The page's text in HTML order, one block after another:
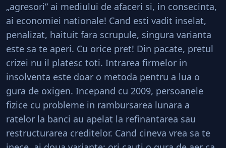
„agresori” ai mediului de afaceri si, in consecinta,
ai economiei nationale! Cand esti vadit inselat,
penalizat, haituit fara scrupule, singura varianta
este sa te aperi. Cu orice pret! Din pacate, pretul
crizei nu il platesc toti. Intrarea firmelor in
insolventa este doar o metoda pentru a lua o
gura de oxigen. Incepand cu 2009, persoanele
fizice cu probleme in rambursarea lunara a
ratelor la banci au apelat la refinantarea sau
restructurarea creditelor. Cand cineva vrea sa te